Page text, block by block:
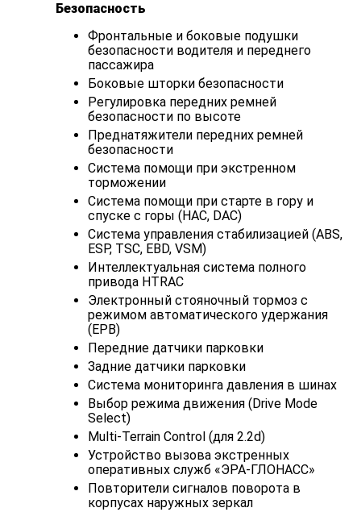
Безопасность
Фронтальные и боковые подушки
безопасности водителя и переднего
пассажира
Боковые шторки безопасности
Регулировка передних ремней
безопасности по высоте
Преднатяжители передних ремней
безопасности
Система помощи при экстренном
торможении
Система помощи при старте в гору и
спуске с горы (HAC, DAC)
Система управления стабилизацией (ABS,
ESP, TSC, EBD, VSM)
Интеллектуальная система полного
привода HTRAC
Электронный стояночный тормоз с
режимом автоматического удержания
(EPB)
Передние датчики парковки
Задние датчики парковки
Система мониторинга давления в шинах
Выбор режима движения (Drive Mode
Select)
Multi-Terrain Control (для 2.2d)
Устройство вызова экстренных
оперативных служб «ЭРА-ГЛОНАСС»
Повторители сигналов поворота в
корпусах наружных зеркал